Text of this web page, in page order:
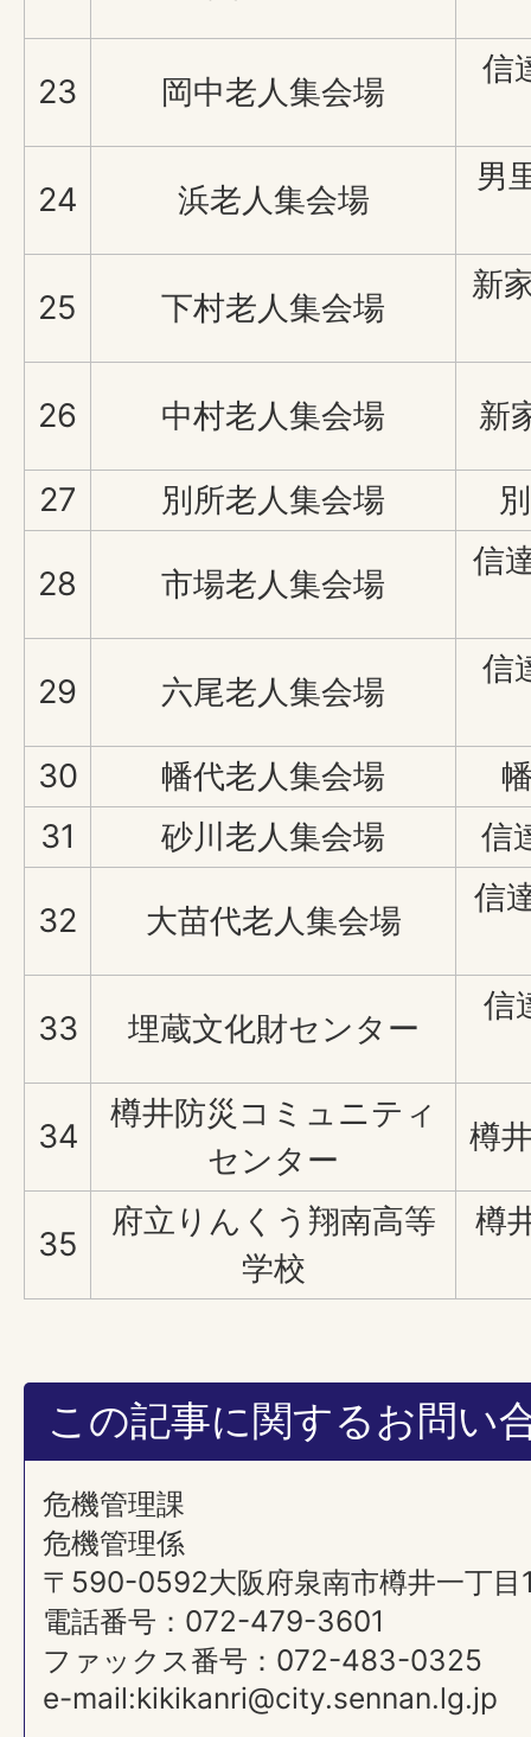
23 岡中老人集会場
信
24 浜老人集会場
男
25 下村老人集会場
新
26 中村老人集会場 新
27 別所老人集会場
28 市場老人集会場
信
29 六尾老人集会場
信
30 幡代老人集会場
31
砂川老人集会場 信
32 大苗代老人集会場
信
33 埋蔵文化財センター
信
34
樽井防災コミュニティ
センター
樽
35
府立りんくう翔南高等
学校
樽
この記事に関するお問い
危機管理課
危機管理係
〒590-0592大阪府泉南市樽井一丁目
電話番号：072-479-3601
ファックス番号：072-483-0325
e-mail:kikikanri@city.sennan.lg.jp